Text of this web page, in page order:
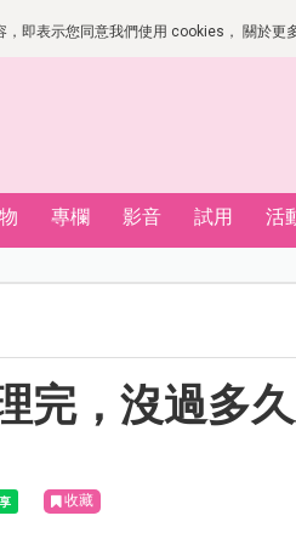
即表示您同意我們使用 cookies， 關於更
專欄 影音 試用 活
完，沒過多
收藏